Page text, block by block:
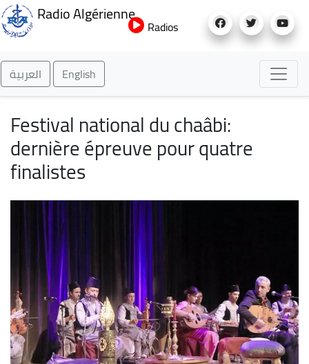
au
Radio Algérienne
Radios
العربية English
Festival national du chaâbi:
dernière épreuve pour quatre
finalistes